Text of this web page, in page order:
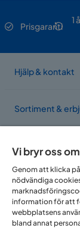
Prisgaranti
1
Hjälp & kontakt
Sortiment &
Vi bryr oss
Genom att klicka
nödvändiga
information för att
webbplatsens
bland annat